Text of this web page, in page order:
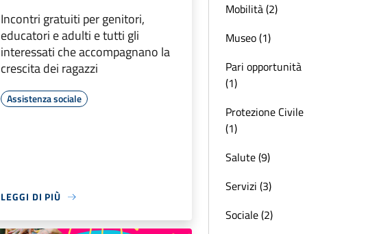
Incontri gratuiti per genitori,
educatori e adulti e tutti gli
interessati che accompagnano la
crescita dei ragazzi
Assistenza sociale
LEGGI DI PIÙ
Mobilità (2)
Museo (1)
Pari opportunità
(1)
Protezione Civile
(1)
Salute (9)
Servizi (3)
Sociale (2)